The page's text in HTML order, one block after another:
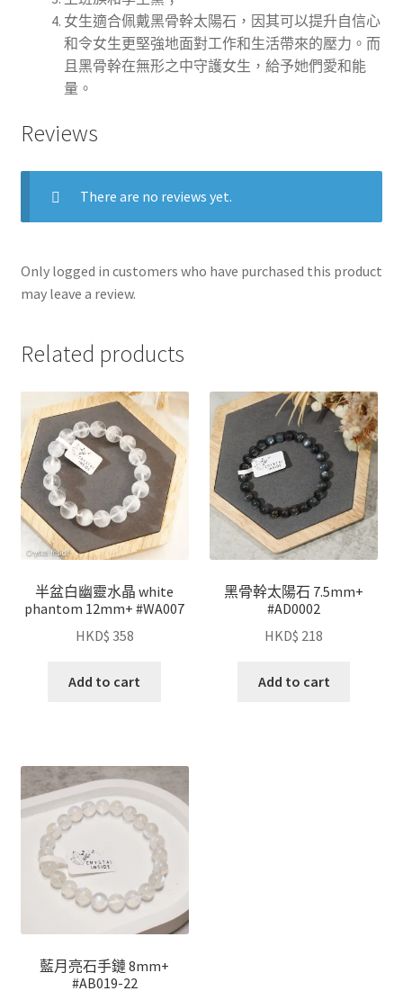
女生適合佩戴黑骨幹太陽石，因其可以提升自信心
和令女生更堅強地面對工作和生活帶來的壓力。而
且黑骨幹在無形之中守護女生，給予她們愛和能
量 。
Reviews
There are no reviews yet.
Only logged in customers who have purchased this product
may leave a review.
Related products
半盆白幽靈水晶 white
phantom 12mm+ #WA007
HKD$ 358
Add to cart
黑骨幹太陽石 7.5mm+
#AD0002
HKD$ 218
Add to cart
藍月亮石手鏈 8mm+
#AB019-22